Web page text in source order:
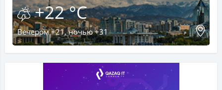
+22 °C
Вечером +21, ночью +31